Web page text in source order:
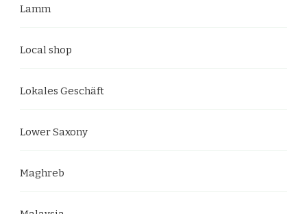
Lamm
Local shop
Lokales Geschäft
Lower Saxony
Maghreb